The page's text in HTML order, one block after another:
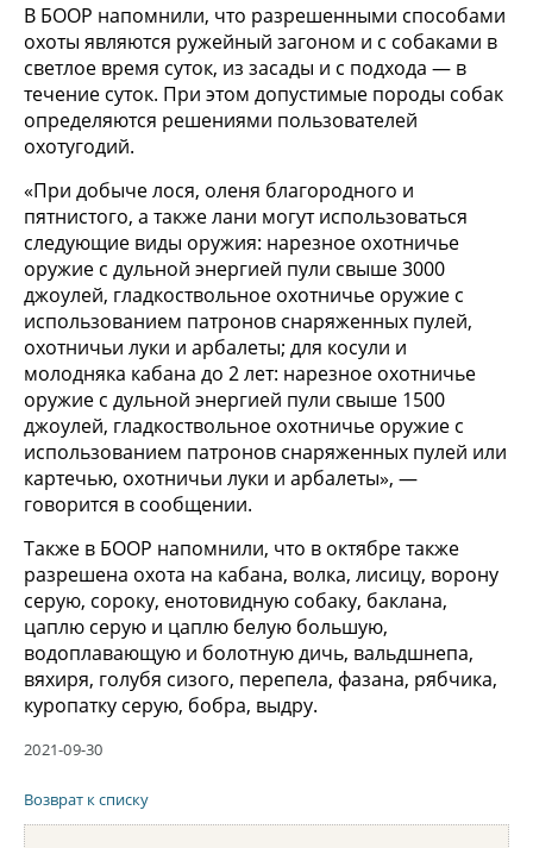
В БООР напомнили, что разрешенными способами
охоты являются ружейный загоном и с собаками в
светлое время суток, из засады и с подхода — в
течение суток. При этом допустимые породы собак
определяются решениями пользователей
охотугодий.
«При добыче лося, оленя благородного и
пятнистого, а также лани могут использоваться
следующие виды оружия: нарезное охотничье
оружие с дульной энергией пули свыше 3000
джоулей, гладкоствольное охотничье оружие с
использованием патронов снаряженных пулей,
охотничьи луки и арбалеты; для косули и
молодняка кабана до 2 лет: нарезное охотничье
оружие с дульной энергией пули свыше 1500
джоулей, гладкоствольное охотничье оружие с
использованием патронов снаряженных пулей или
картечью, охотничьи луки и арбалеты», —
говорится в сообщении.
Также в БООР напомнили, что в октябре также
разрешена охота на кабана, волка, лисицу, ворону
серую, сороку, енотовидную собаку, баклана,
цаплю серую и цаплю белую большую,
водоплавающую и болотную дичь, вальдшнепа,
вяхиря, голубя сизого, перепела, фазана, рябчика,
куропатку серую, бобра, выдру.
2021-09-30
Возврат к списку